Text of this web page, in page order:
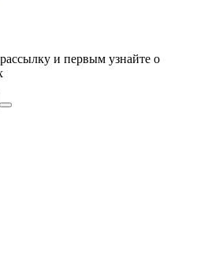
и первым узнайте о